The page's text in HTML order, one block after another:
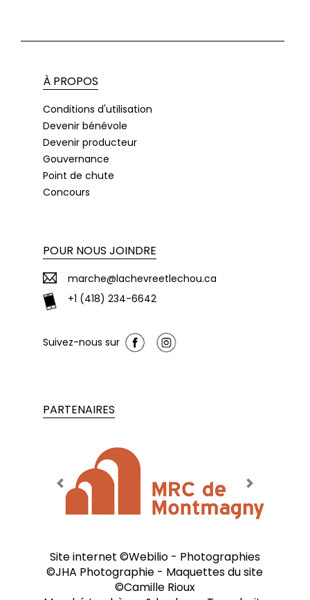
À PROPOS
Conditions d'utilisation
Devenir bénévole
Devenir producteur
Gouvernance
Point de chute
Concours
POUR NOUS JOINDRE
marche@lachevreetlechou.ca
+1 (418) 234-6642
Suivez-nous sur
PARTENAIRES
Previous Next
Site internet ©Webilio- Photographies
©JHA Photographie - Maquettes du site
©Camille Rioux